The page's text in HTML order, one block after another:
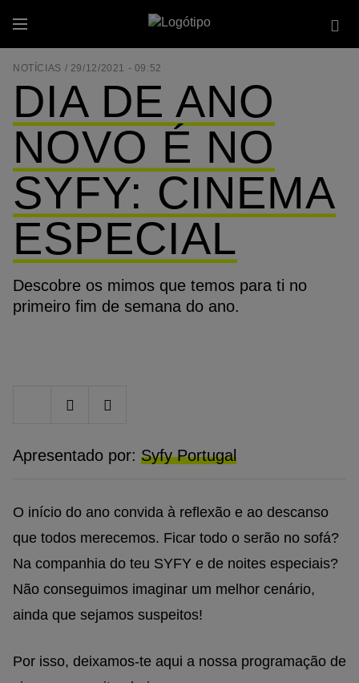
para
o
conteúdo
Menu
NOTÍCIAS / 29/12/2021 - 09:52
DIA DE ANO
NOVO É NO
SYFY: CINEMA
ESPECIAL
Descobre os mimos que temos para ti no
primeiro fim de semana do ano.
ShareShare Share
Apresentado por: Syfy Portugal
O início do ano convida à reflexão e ao descanso
que todos merecemos. Ficar todo o serão no sofá?
Na companhia do teu SYFY e de noites especiais?
Não conseguimos imaginar um melhor cenário,
ainda que sejamos suspeitos!
Por isso, deixamos-te aqui a nossa programação de